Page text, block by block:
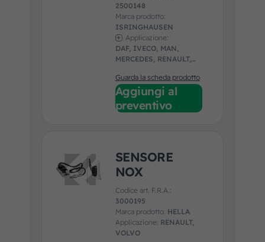
2500148
Marca prodotto:
ISRINGHAUSEN
Applicazione:
DAF, IVECO, MAN,
MERCEDES, RENAULT,
Guarda la scheda prodotto
Aggiungi al
preventivo
SENSORE
NOX
Codice art. F.R.A.:
3000195
Marca prodotto: HELLA
Applicazione: RENAULT,
VOLVO